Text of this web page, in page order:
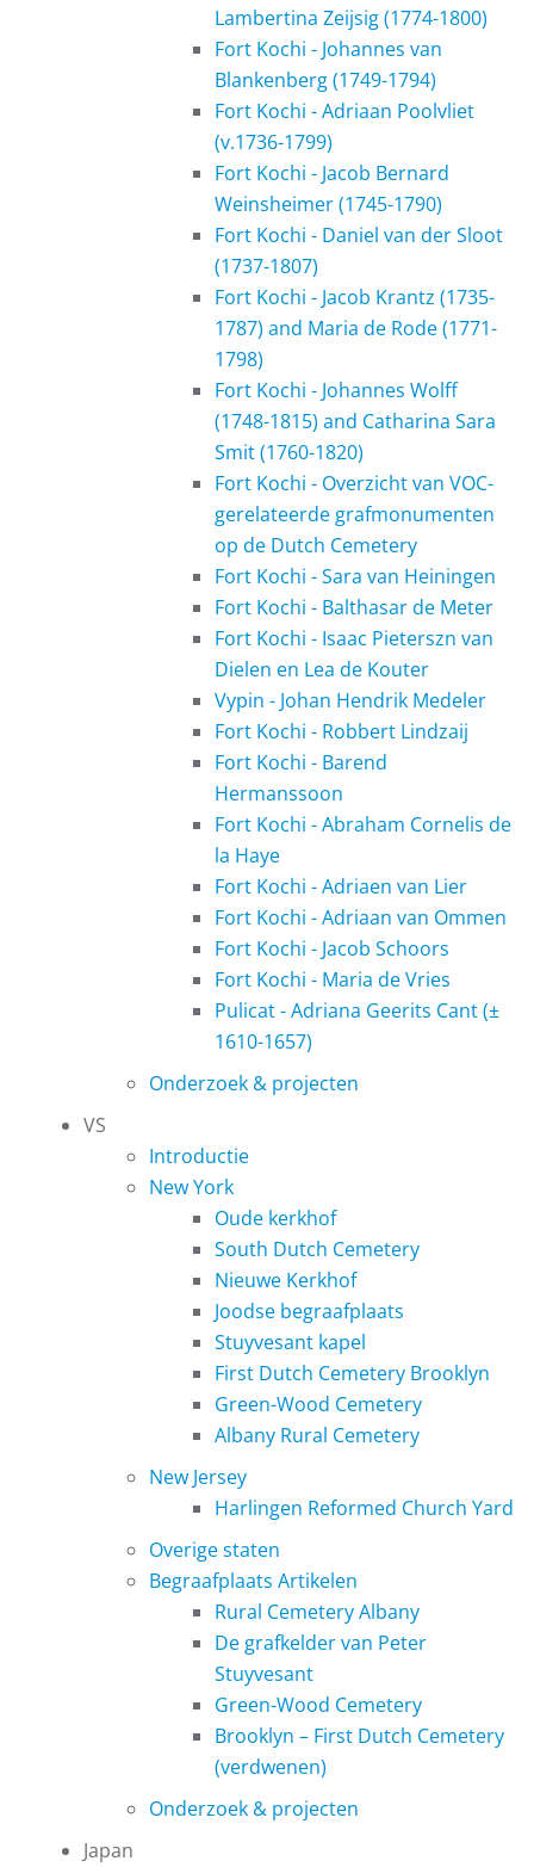
Lambertina Zeijsig (1774-1800)
Fort Kochi - Johannes van
Blankenberg (1749-1794)
Fort Kochi - Adriaan Poolvliet
(v.1736-1799)
Fort Kochi - Jacob Bernard
Weinsheimer (1745-1790)
Fort Kochi - Daniel van der Sloot
(1737-1807)
Fort Kochi - Jacob Krantz (1735-
1787) and Maria de Rode (1771-
1798)
Fort Kochi - Johannes Wolff
(1748-1815) and Catharina Sara
Smit (1760-1820)
Fort Kochi - Overzicht van VOC-
gerelateerde grafmonumenten
op de Dutch Cemetery
Fort Kochi - Sara van Heiningen
Fort Kochi - Balthasar de Meter
Fort Kochi - Isaac Pieterszn van
Dielen en Lea de Kouter
Vypin - Johan Hendrik Medeler
Fort Kochi - Robbert Lindzaij
Fort Kochi - Barend
Hermanssoon
Fort Kochi - Abraham Cornelis de
la Haye
Fort Kochi - Adriaen van Lier
Fort Kochi - Adriaan van Ommen
Fort Kochi - Jacob Schoors
Fort Kochi - Maria de Vries
Pulicat - Adriana Geerits Cant (±
1610-1657)
Onderzoek & projecten
VS
Introductie
New York
Oude kerkhof
South Dutch Cemetery
Nieuwe Kerkhof
Joodse begraafplaats
Stuyvesant kapel
First Dutch Cemetery Brooklyn
Green-Wood Cemetery
Albany Rural Cemetery
New Jersey
Harlingen Reformed Church Yard
Overige staten
Begraafplaats Artikelen
Rural Cemetery Albany
De grafkelder van Peter
Stuyvesant
Green-Wood Cemetery
Brooklyn – First Dutch Cemetery
(verdwenen)
Onderzoek & projecten
Japan